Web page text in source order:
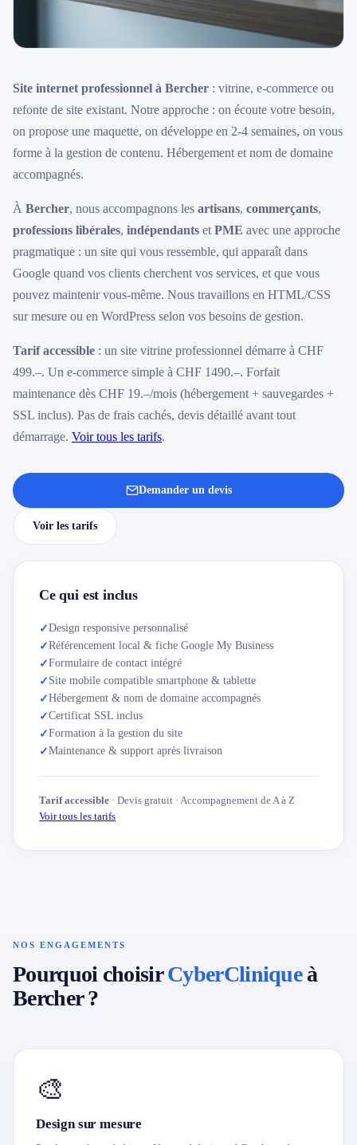
Site internet professionnel à Bercher : vitrine, e-commerce ou
refonte de site existant. Notre approche : on écoute votre besoin,
on propose une maquette, on développe en 2-4 semaines, on vous
forme à la gestion de contenu. Hébergement et nom de domaine
accompagnés.
À Bercher, nous accompagnons les artisans, commerçants,
professions libérales, indépendants et PME avec une approche
pragmatique : un site qui vous ressemble, qui apparaît dans
Google quand vos clients cherchent vos services, et que vous
pouvez maintenir vous-même. Nous travaillons en HTML/CSS
sur mesure ou en WordPress selon vos besoins de gestion.
Tarif accessible : un site vitrine professionnel démarre à CHF
499.–. Un e-commerce simple à CHF 1490.–. Forfait
maintenance dès CHF 19.–/mois (hébergement + sauvegardes +
SSL inclus). Pas de frais cachés, devis détaillé avant tout
démarrage. Voir tous les tarifs.
Demander un devis
Voir les tarifs
Ce qui est inclus
✓Design responsive personnalisé
✓Référencement local & fiche Google My Business
✓Formulaire de contact intégré
✓ Site mobile compatible smartphone & tablette
✓Hébergement & nom de domaine accompagnés
✓Certificat SSL inclus
✓Formation à la gestion du site
✓Maintenance & support après livraison
Tarif accessible · Devis gratuit · Accompagnement de A à Z
Voir tous les tarifs
NOS ENGAGEMENTS
Pourquoi choisirCyberCliniqueà
Bercher ?
🎨
Design sur mesure